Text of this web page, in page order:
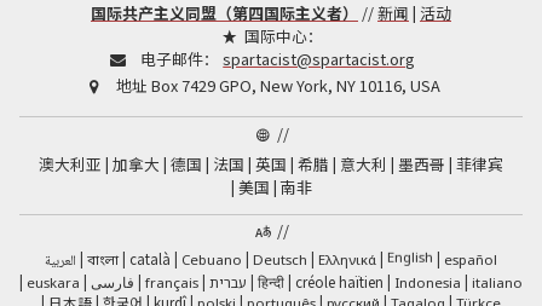
国际共产主义同盟（第四国际主义者） //新闻 | 活动
国际中心：
电子邮件：
spartacist@spartacist.org
地址 Box 7429 GPO, New York, NY 10116, USA
//
澳大利亚 加拿大 德国 法国 英国 希腊 意大利 墨西哥 菲律宾
美国 南非
//
العربية
বাংলা català Cebuano Deutsch Ελληνικά English
español
euskara
فارسی français עברית हिन्दी créole haïtien Indonesia italiano
日本語 한국어 kurdî